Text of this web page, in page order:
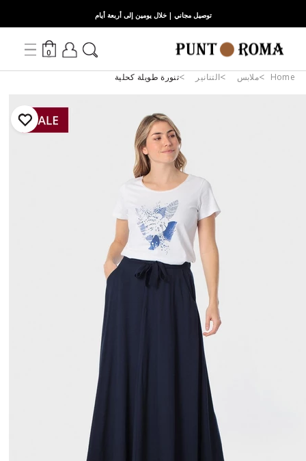
توصيل مجاني | خلال يومين إلى أربعة أيام
0
Home ملابس التنانير تنورة طويلة كحلية